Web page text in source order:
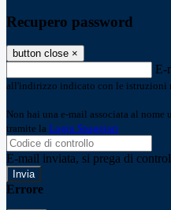
Recupero password
button close ×
E-
all'indirizzo indicato con le istruzioni
Non hai una e-mail associata al nome
tramite la Login Spaggiari
E-mail inviata, si prega di
Errore